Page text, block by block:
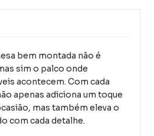
bem montada não é
sim o palco onde
acontecem. Com cada
apenas adiciona um toque
mas também eleva o
com cada detalhe.